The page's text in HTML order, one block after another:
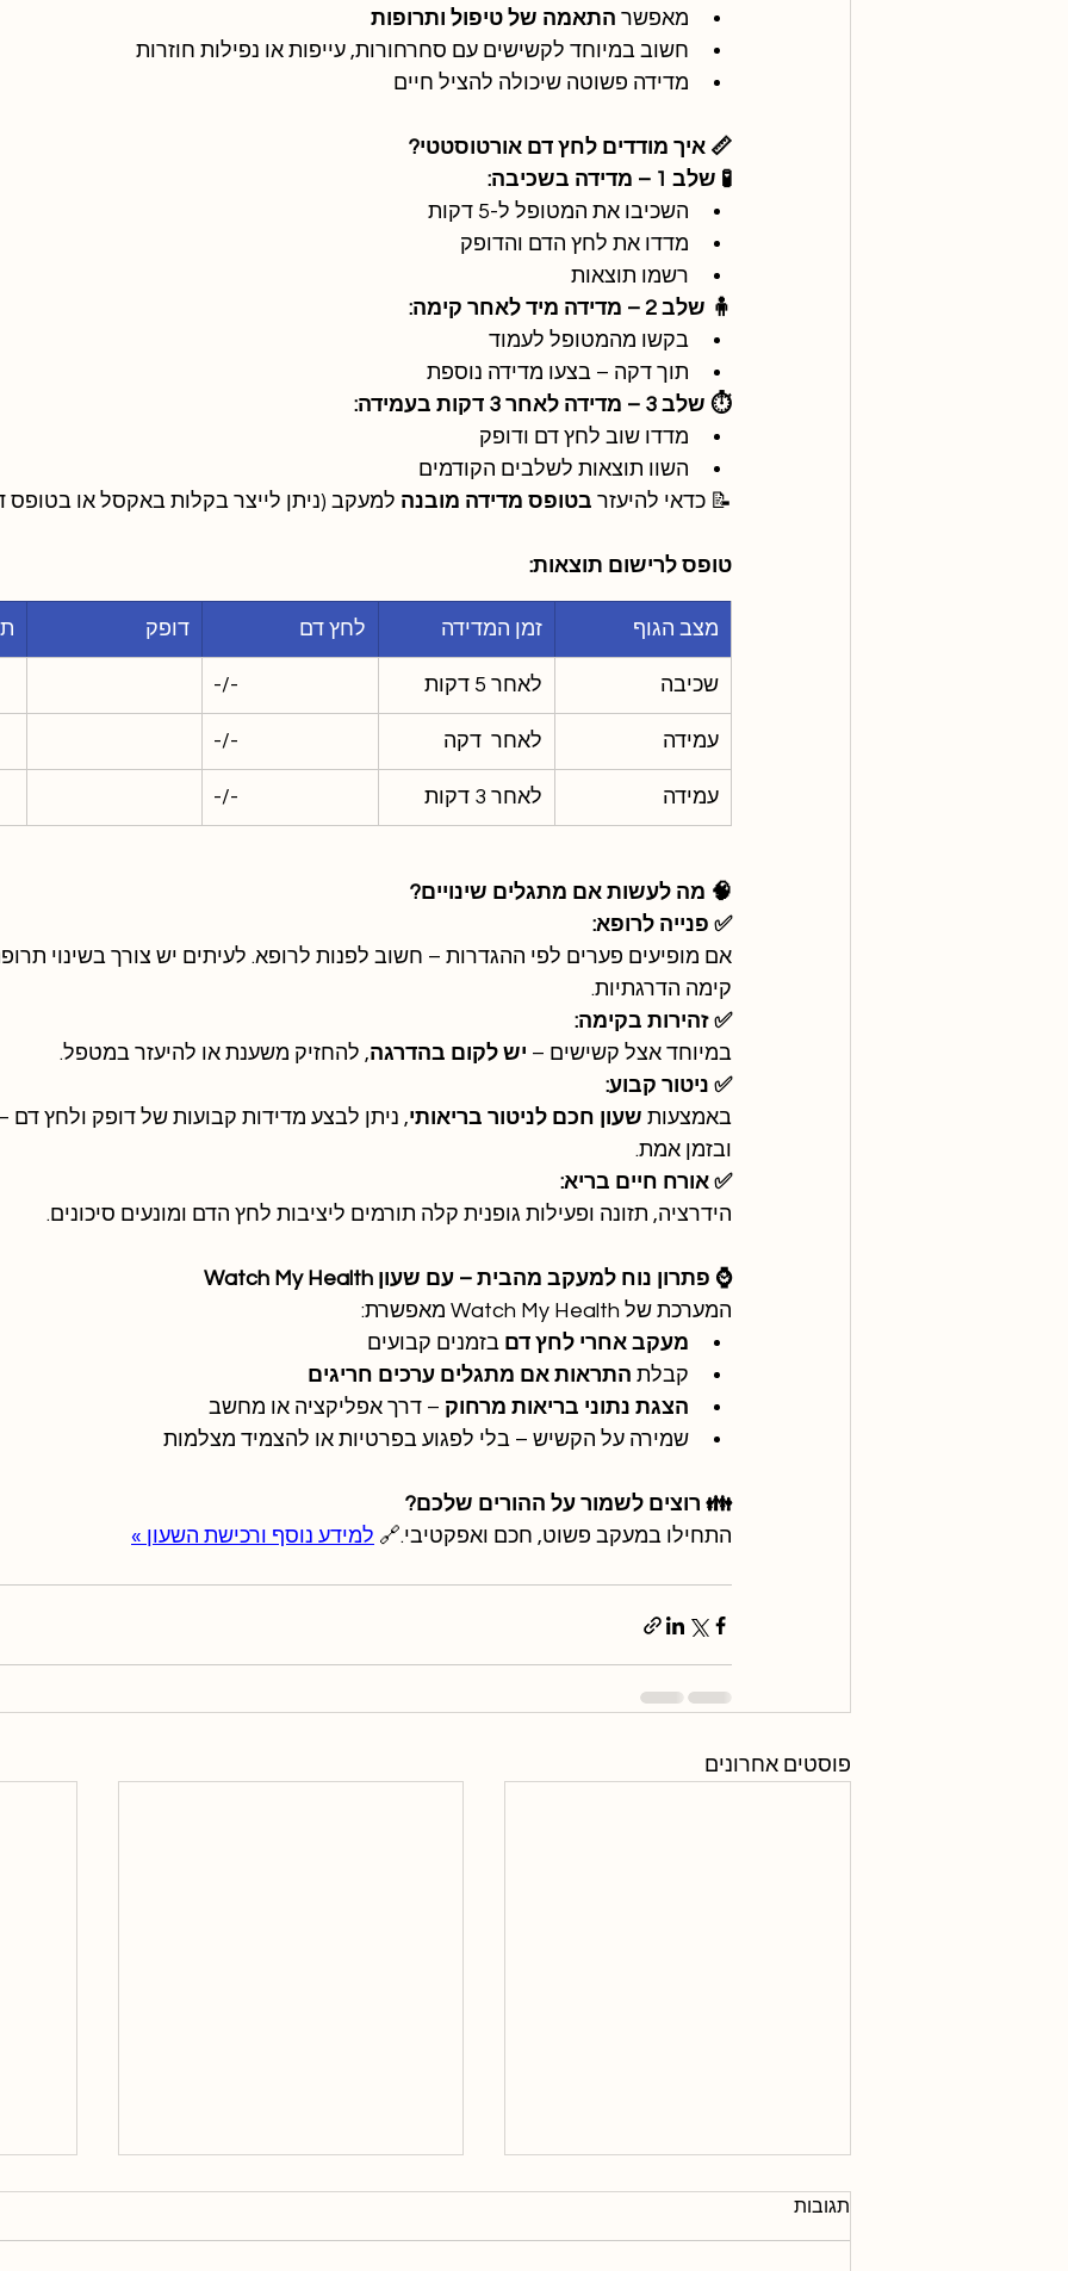
מאפשר התאמה של טיפול ותרופות
חשוב במיוחד לקשישים עם סחרחורות, עייפות או נפילות חוזרות
מדידה פשוטה שיכולה להציל חיים
📏 איך מודדים לחץ דם אורטוסטטי?
🧪 שלב 1 – מדידה בשכיבה:
השכיבו את המטופל ל-5 דקות
מדדו את לחץ הדם והדופק
רשמו תוצאות
🧍 שלב 2 – מדידה מיד לאחר קימה:
בקשו מהמטופל לעמוד
תוך דקה – בצעו מדידה נוספת
⏱️ שלב 3 – מדידה לאחר 3 דקות בעמידה:
מדדו שוב לחץ דם ודופק
השוו תוצאות לשלבים הקודמים
📝 כדאי להיעזר בטופס מדידה מובנה למעקב (ניתן לייצר בקלות באקסל או בטופס
טופס לרישום תוצאות:
מצב הגוף זמן המדידה לחץ דם דופק
שכיבה לאחר 5 דקות -/-
עמידה לאחר  דקה -/-
עמידה לאחר 3 דקות -/-
🧠 מה לעשות אם מתגלים שינויים?
✅ פנייה לרופא:
אם מופיעים פערים לפי ההגדרות – חשוב לפנות לרופא. לעיתים יש צורך בשינוי
קימה הדרגתיות.
✅ זהירות בקימה:
במיוחד אצל קשישים – יש לקום בהדרגה, להחזיק משענת או להיעזר במטפל.
✅ ניטור קבוע:
באמצעות שעון חכם לניטור בריאותי, ניתן לבצע מדידות קבועות של דופק ולחץ דם
ובזמן אמת.
✅ אורח חיים בריא:
הידרציה, תזונה ופעילות גופנית קלה תורמים ליציבות לחץ הדם ומונעים סיכונים.
⌚ פתרון נוח למעקב מהבית – עם שעון Watch My Health
המערכת של Watch My Health מאפשרת:
מעקב אחרי לחץ דם בזמנים קבועים
קבלת התראות אם מתגלים ערכים חריגים
הצגת נתוני בריאות מרחוק – דרך אפליקציה או מחשב
שמירה על הקשיש – בלי לפגוע בפרטיות או להצמיד מצלמות
👪 רוצים לשמור על ההורים שלכם?
התחילו במעקב פשוט, חכם ואפקטיבי.🔗 למידע נוסף ורכישת השעון »
פוסטים אחרונים
תגובות